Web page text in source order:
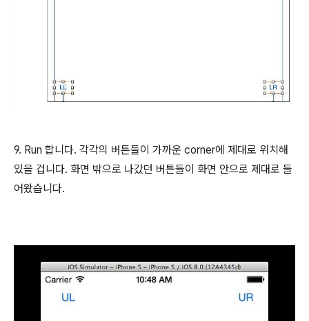
9. Run 합니다. 각각의 버튼들이 가까운 corner에 제대로 위치해
있을 겁니다. 화면 밖으로 나갔던 버튼들이 화면 안으로 제대로 들
어왔습니다.